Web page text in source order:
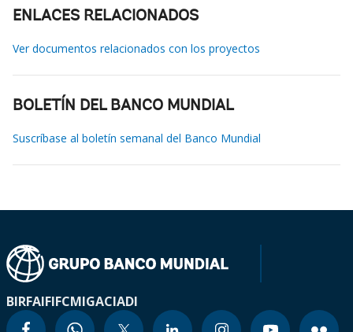
ENLACES RELACIONADOS
Ver documentos relacionados con los proyectos
BOLETÍN DEL BANCO MUNDIAL
Suscríbase al boletín semanal del Banco Mundial
BIRFAIFIFCMIGACIADI